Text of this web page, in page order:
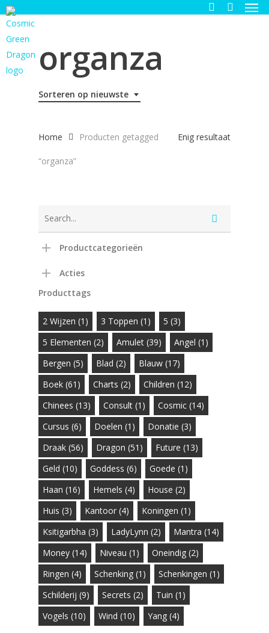
Skip
to
main
content
organza
Sorteren op nieuwste
Enig resultaat
Home Producten getagged
“organza”
Productcategorieën
Acties
Producttags
2 Wijzen (1) 3 Toppen (1) 5 (3)
5 Elementen (2) Amulet (39) Angel (1)
Bergen (5) Blad (2) Blauw (17)
Boek (61) Charts (2) Children (12)
Chinees (13) Consult (1) Cosmic (14)
Cursus (6) Doelen (1) Donatie (3)
Draak (56) Dragon (51) Future (13)
Geld (10) Goddess (6) Goede (1)
Haan (16) Hemels (4) House (2)
Huis (3) Kantoor (4) Koningen (1)
Ksitigarbha (3) LadyLynn (2) Mantra (14)
Money (14) Niveau (1) Oneindig (2)
Ringen (4) Schenking (1) Schenkingen (1)
Schilderij (9) Secrets (2) Tuin (1)
Vogels (10) Wind (10) Yang (4)
€29.99